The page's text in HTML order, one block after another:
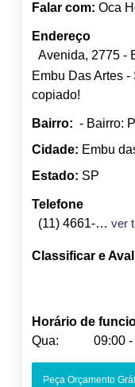
Falar com: Oca
Endereço
Avenida, 2775 -
Embu Das Artes
copiado!
Bairro: - Bairro:
Cidade: Embu
Estado: SP
Telefone
(11) 4661-7755
ver
Classificar e
Horário de
Qua:
09:00
-
Peça Orçamento